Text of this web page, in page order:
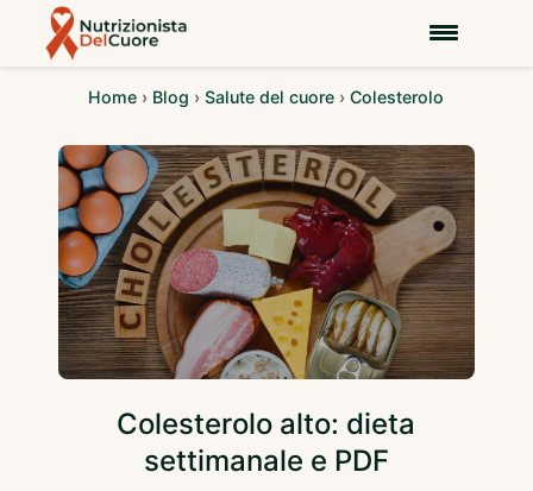
Home › Blog ›Salute del cuore ›Colesterolo
Colesterolo alto: dieta
settimanale e PDF